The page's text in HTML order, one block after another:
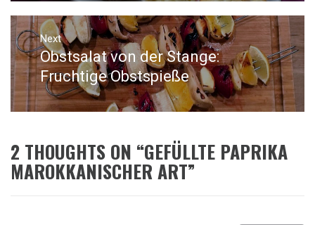
Next
Next
post:
Obstsalat von der Stange:
Fruchtige Obstspieße
2 THOUGHTS ON “GEFÜLLTE PAPRIKA
MAROKKANISCHER ART”